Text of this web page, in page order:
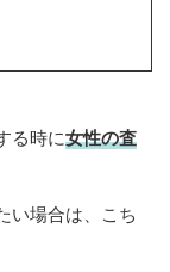
る時に女性の査
い場合は、こち